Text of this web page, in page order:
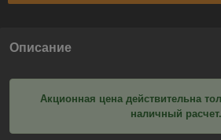
Описание
Акционная цена действительна
наличный расчет.